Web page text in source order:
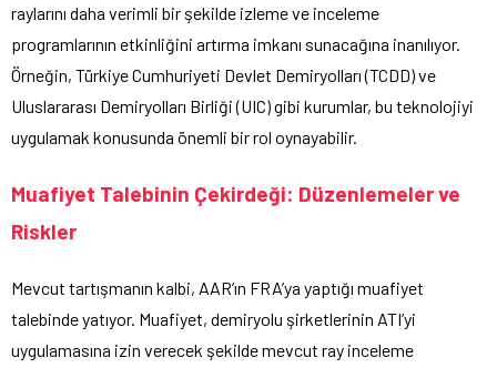
raylarını daha verimli bir şekilde izleme ve inceleme
programlarının etkinliğini artırma imkanı sunacağına inanılıyor.
Örneğin, Türkiye Cumhuriyeti Devlet Demiryolları (TCDD) ve
Uluslararası Demiryolları Birliği (UIC) gibi kurumlar, bu teknolojiyi
uygulamak konusunda önemli bir rol oynayabilir.
Muafiyet Talebinin Çekirdeği: Düzenlemeler ve
Riskler
Mevcut tartışmanın kalbi, AAR’ın FRA’ya yaptığı muafiyet
talebinde yatıyor. Muafiyet, demiryolu şirketlerinin ATI’yi
uygulamasına izin verecek şekilde mevcut ray inceleme